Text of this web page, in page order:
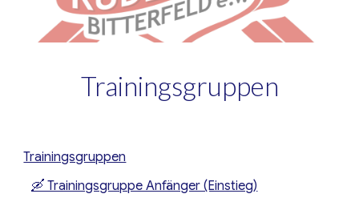
Trainingsgruppen
Trainingsgruppen
🛶 Trainingsgruppe Anfänger (Einstieg)